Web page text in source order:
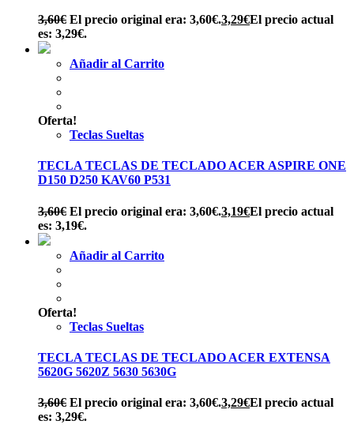
3,60€ El precio original era: 3,60€.3,29€El precio actual
es: 3,29€.
Añadir al Carrito
Oferta!
Teclas Sueltas
TECLA TECLAS DE TECLADO ACER ASPIRE ONE
D150 D250 KAV60 P531
3,60€ El precio original era: 3,60€.3,19€El precio actual
es: 3,19€.
Añadir al Carrito
Oferta!
Teclas Sueltas
TECLA TECLAS DE TECLADO ACER EXTENSA
5620G 5620Z 5630 5630G
3,60€ El precio original era: 3,60€.3,29€El precio actual
es: 3,29€.